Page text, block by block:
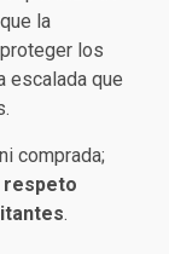
la
los
escalada que
comprada;
respeto
.